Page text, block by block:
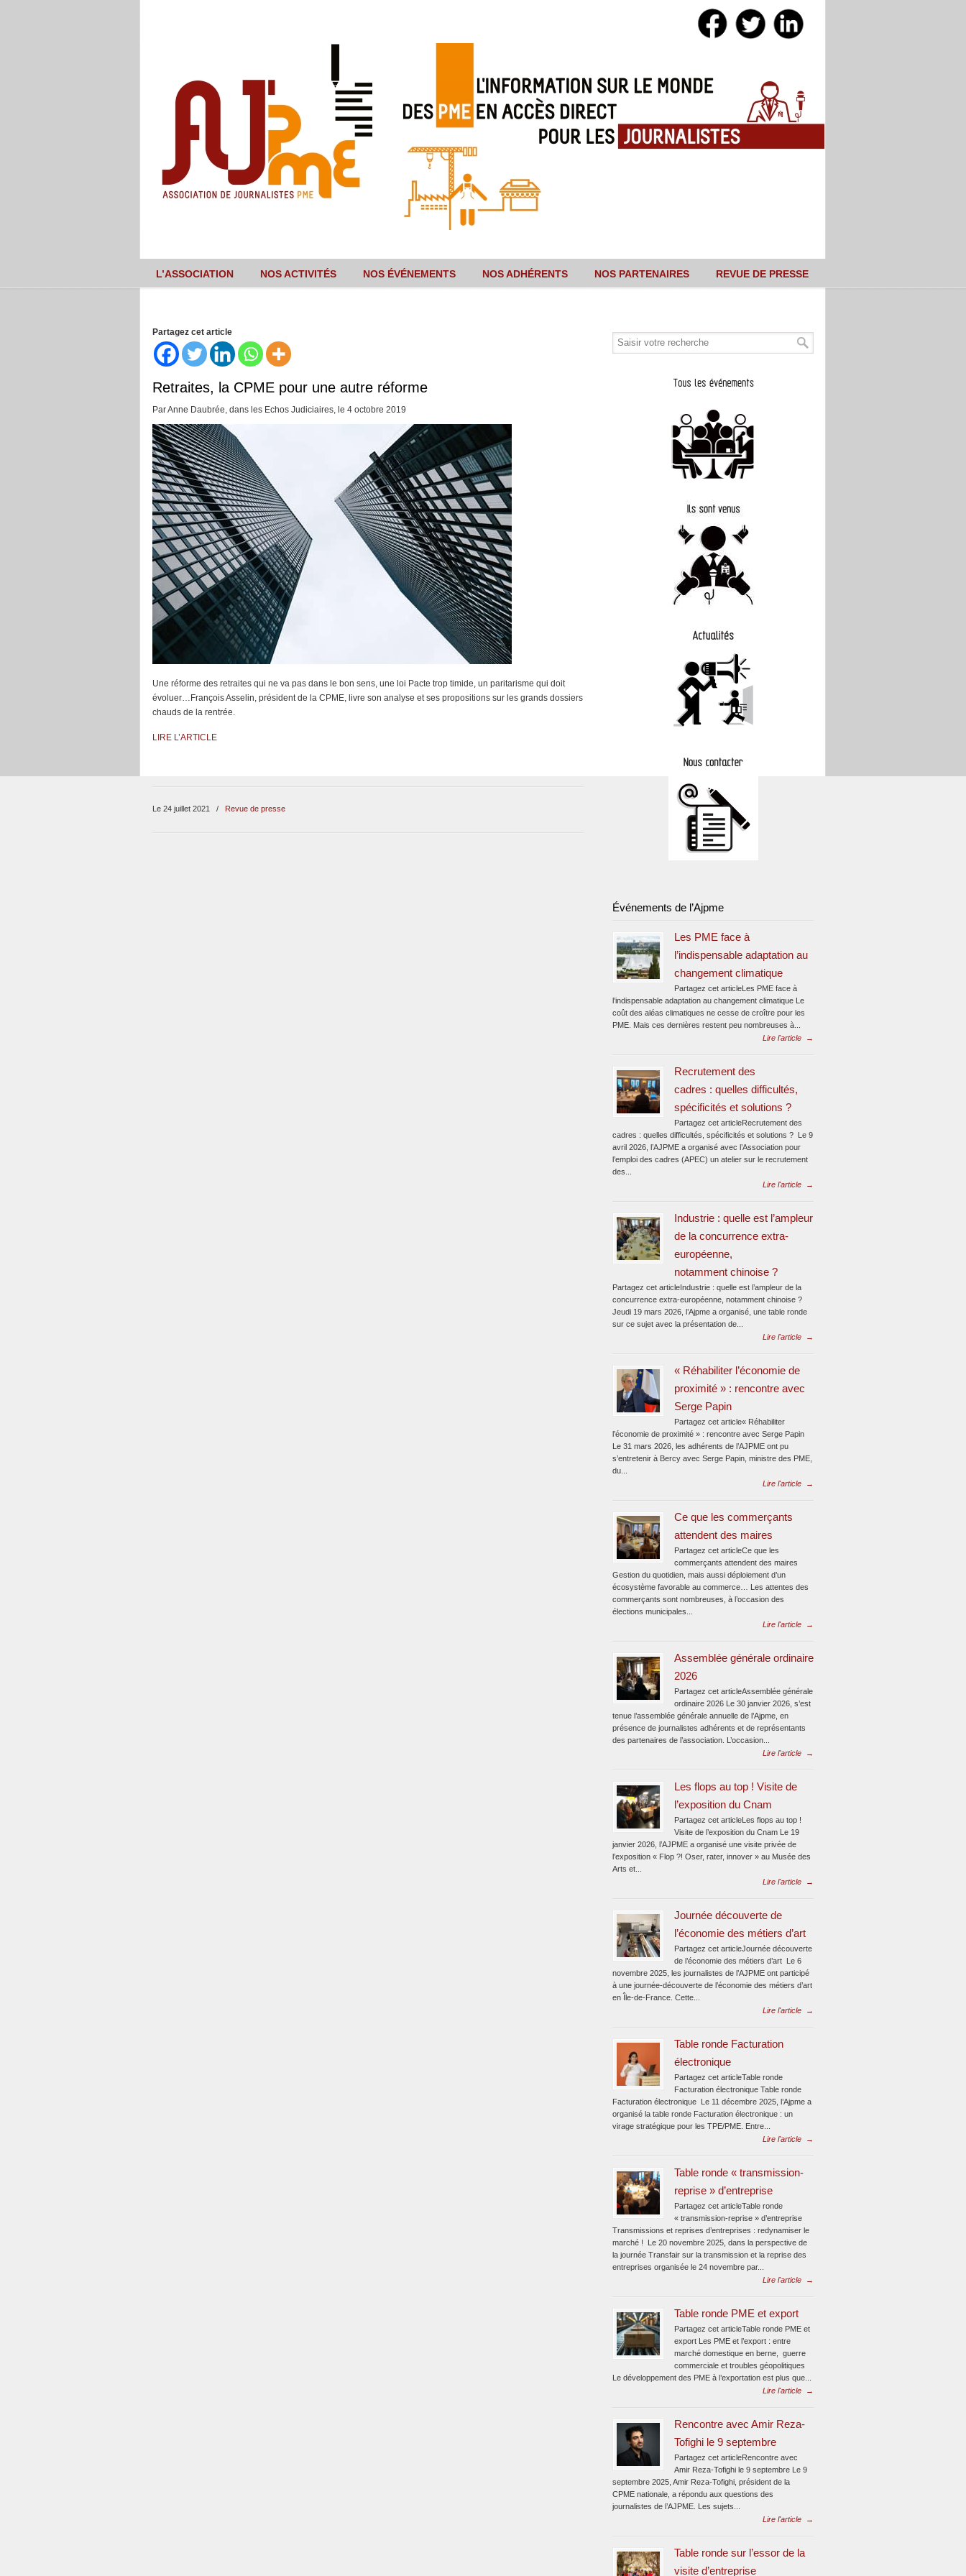
L’ASSOCIATION NOS ACTIVITÉS NOS ÉVÉNEMENTS NOS ADHÉRENTS NOS PARTENAIRES REVUE DE PRESSE
Partagez cet article
Retraites, la CPME pour une autre réforme
Par Anne Daubrée, dans les Echos Judiciaires, le 4 octobre 2019
Une réforme des retraites qui ne va pas dans le bon sens, une loi Pacte trop timide, un paritarisme qui doit
évoluer…François Asselin, président de la CPME, livre son analyse et ses propositions sur les grands dossiers
chauds de la rentrée.
LIRE L’ARTICLE
Le 24 juillet 2021 / Revue de presse
Événements de l’Ajpme
Les PME face à
l’indispensable adaptation au
changement climatique
Partagez cet articleLes PME face à
l’indispensable adaptation au changement climatique Le
coût des aléas climatiques ne cesse de croître pour les
PME. Mais ces dernières restent peu nombreuses à...
Lire l'article
→
Recrutement des
cadres : quelles difficultés,
spécificités et solutions ?
Partagez cet articleRecrutement des
cadres : quelles difficultés, spécificités et solutions ? Le 9
avril 2026, l’AJPME a organisé avec l’Association pour
l’emploi des cadres (APEC) un atelier sur le recrutement
des...
Lire l'article
→
Industrie : quelle est l’ampleur
de la concurrence extra-
européenne,
notamment chinoise ?
Partagez cet articleIndustrie : quelle est l’ampleur de la
concurrence extra-européenne, notamment chinoise ?
Jeudi 19 mars 2026, l’Ajpme a organisé, une table ronde
sur ce sujet avec la présentation de...
Lire l'article
→
« Réhabiliter l’économie de
proximité » : rencontre avec
Serge Papin
Partagez cet article« Réhabiliter
l’économie de proximité » : rencontre avec Serge Papin
Le 31 mars 2026, les adhérents de l’AJPME ont pu
s’entretenir à Bercy avec Serge Papin, ministre des PME,
du...
Lire l'article
→
Ce que les commerçants
attendent des maires
Partagez cet articleCe que les
commerçants attendent des maires
Gestion du quotidien, mais aussi déploiement d’un
écosystème favorable au commerce… Les attentes des
commerçants sont nombreuses, à l’occasion des
élections municipales...
Lire l'article
→
Assemblée générale ordinaire
2026
Partagez cet articleAssemblée générale
ordinaire 2026 Le 30 janvier 2026, s’est
tenue l’assemblée générale annuelle de l’Ajpme, en
présence de journalistes adhérents et de représentants
des partenaires de l’association. L’occasion...
Lire l'article
→
Les flops au top ! Visite de
l’exposition du Cnam
Partagez cet articleLes flops au top !
Visite de l’exposition du Cnam Le 19
janvier 2026, l’AJPME a organisé une visite privée de
l’exposition « Flop ?! Oser, rater, innover » au Musée des
Arts et...
Lire l'article
→
Journée découverte de
l’économie des métiers d’art
Partagez cet articleJournée découverte
de l’économie des métiers d’art Le 6
novembre 2025, les journalistes de l’AJPME ont participé
à une journée-découverte de l’économie des métiers d’art
en Île-de-France. Cette...
Lire l'article
→
Table ronde Facturation
électronique
Partagez cet articleTable ronde
Facturation électronique Table ronde
Facturation électronique Le 11 décembre 2025, l’Ajpme a
organisé la table ronde Facturation électronique : un
virage stratégique pour les TPE/PME. Entre...
Lire l'article
→
Table ronde « transmission-
reprise » d’entreprise
Partagez cet articleTable ronde
« transmission-reprise » d’entreprise
Transmissions et reprises d’entreprises : redynamiser le
marché ! Le 20 novembre 2025, dans la perspective de
la journée Transfair sur la transmission et la reprise des
entreprises organisée le 24 novembre par...
Lire l'article
→
Table ronde PME et export
Partagez cet articleTable ronde PME et
export Les PME et l’export : entre
marché domestique en berne, guerre
commerciale et troubles géopolitiques
Le développement des PME à l’exportation est plus que...
Lire l'article
→
Rencontre avec Amir Reza-
Tofighi le 9 septembre
Partagez cet articleRencontre avec
Amir Reza-Tofighi le 9 septembre Le 9
septembre 2025, Amir Reza-Tofighi, président de la
CPME nationale, a répondu aux questions des
journalistes de l’AJPME. Les sujets...
Lire l'article
→
Table ronde sur l’essor de la
visite d’entreprise